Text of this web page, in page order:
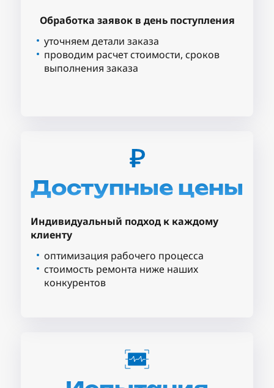
Обработка заявок в день поступления
уточняем детали заказа
проводим расчет стоимости, сроков
выполнения заказа
Доступные цены
Индивидуальный подход к каждому
клиенту
оптимизация рабочего процесса
стоимость ремонта ниже наших
конкурентов